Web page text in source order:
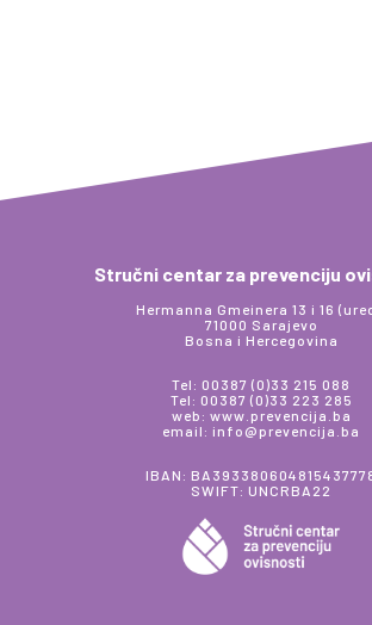
Stručni centar za prevenciju
Hermanna Gmeinera 13 i 16
71000 Sarajevo
Bosna i Hercegovina
Tel: 00387 (0)33 215 088
Tel: 00387 (0)33 223 285
web: www.prevencija.ba
email: info@prevencija.ba
IBAN:
SWIFT: UNCRBA22